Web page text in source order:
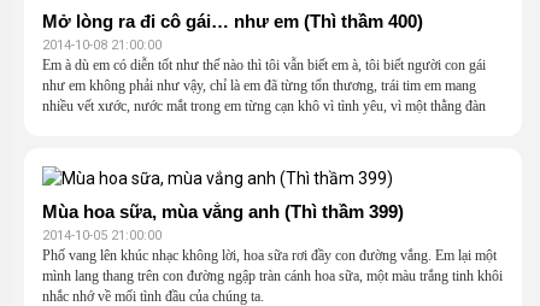
Mở lòng ra đi cô gái… như em (Thì thầm 400)
2014-10-08 21:00:00
Em à dù em có diễn tốt như thế nào thì tôi vẫn biết em à, tôi biết người con gái
như em không phải như vậy, chỉ là em đã từng tổn thương, trái tim em mang
nhiều vết xước, nước mắt trong em từng cạn khô vì tình yêu, vì một thằng đàn
Mùa hoa sữa, mùa vắng anh (Thì thầm 399)
2014-10-05 21:00:00
Phố vang lên khúc nhạc không lời, hoa sữa rơi đầy con đường vắng. Em lại một
mình lang thang trên con đường ngập tràn cánh hoa sữa, một màu trắng tinh khôi
nhắc nhớ về mối tình đầu của chúng ta.